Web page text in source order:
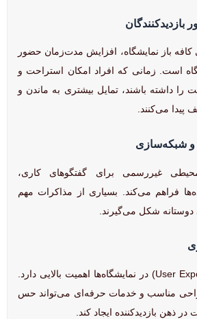
کافه باز نمایشگاه، افزایش مدت‌زمان حضور
است. زمانی که افراد امکان استراحت و
را داشته باشند، تمایل بیشتری به ماندن و
پیدا می‌کنند.
غیررسمی برای گفتگوهای کاری،
فراهم می‌کند. بسیاری از مذاکرات مهم
شکل می‌گیرند.
تجربه کاربری (User Experience) در نمایشگاه‌ها اهمیت بالایی دارد.
مناسب و خدمات حرفه‌ای می‌تواند حس
ذهن بازدیدکننده ایجاد کند.